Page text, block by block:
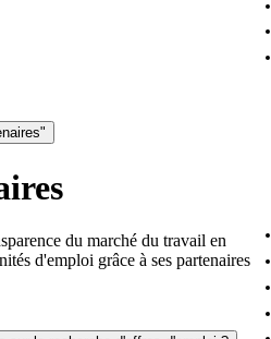
du marché du travail en
d'emploi grâce à ses partenaires